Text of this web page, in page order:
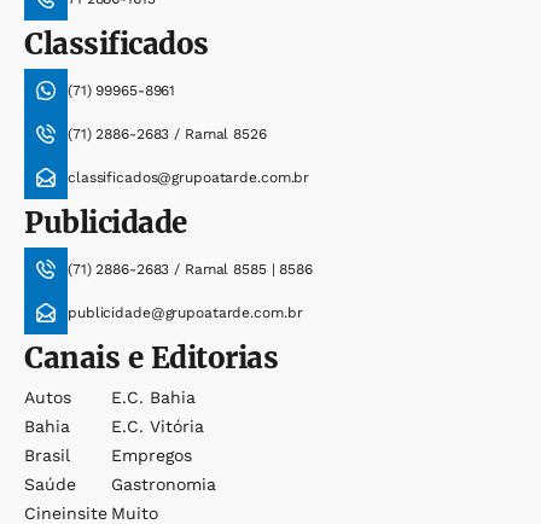
Classificados
(71) 99965-8961
(71) 2886-2683 / Ramal 8526
classificados@grupoatarde.com.br
Publicidade
(71) 2886-2683 / Ramal 8585 | 8586
publicidade@grupoatarde.com.br
Canais e Editorias
Autos
Bahia
Brasil
Saúde
Cineinsite
E.c. Bahia
E.c. Vitória
Empregos
Gastronomia
Muito